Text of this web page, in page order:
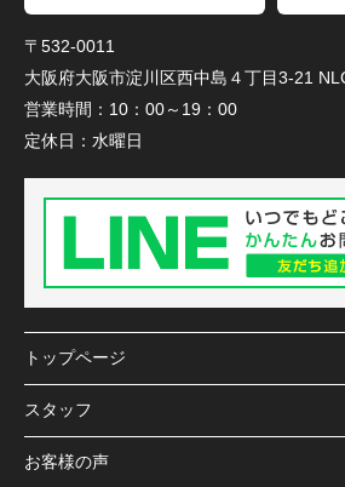
〒532-0011
大阪府大阪市淀川区西中島４丁目3-21
営業時間： 10：00～19：00
定休日： 水曜日
トップページ
スタッフ
お客様の声